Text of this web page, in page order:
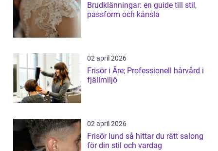
Brudklänningar: en guide till stil,
passform och känsla
02 april 2026
Frisör i Åre; Professionell hårvård i
fjällmiljö
02 april 2026
Frisör lund så hittar du rätt salong
för din stil och vardag